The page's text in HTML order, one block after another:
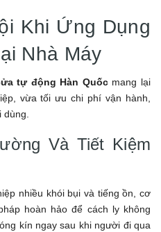
Khi Ứng Dụng
Nhà Máy
tự động Hàn Quốcmang lại
vừa tối ưu chi phí vận hành,
Và Tiết Kiệm
nhiều khói bụi và tiếng ồn, cơ
hoàn hảo để cách ly không
kín ngay sau khi người đi qua